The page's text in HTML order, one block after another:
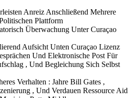
Anreiz Anschließend Mehrere
Plattform
Überwachung Unter Curaçao
Aufsicht Unten Curaçao Lizenz
Und Elektronische Post Für
, Und Begleichung Sich Selbst
Verhalten : Jahre Bill Gates ,
, Und Verdauen Ressource Aid